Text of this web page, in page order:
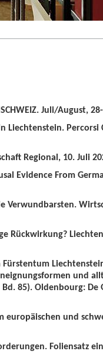
Juli/August,
Liechtenstein. Percorsi
Regional, 10. Juli
Evidence From
Verwundbarsten.
Rückwirkung?
und
85). Oldenbourg: De
europäischen und
Foliensatz